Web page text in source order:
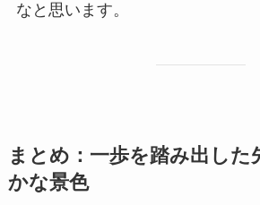
なと思います。
まとめ：一歩を踏み出した
かな景色